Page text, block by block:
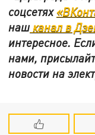
соцсетях
нашканал в
интересное.
нами,
новости на